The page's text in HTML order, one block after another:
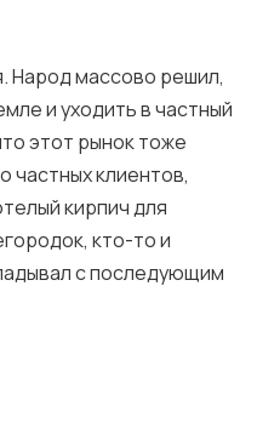
Народ массово решил,
и уходить в частный
этот рынок тоже
частных клиентов,
кирпич для
кто-то и
с последующим